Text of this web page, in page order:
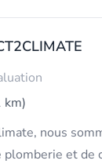
km)
nous
et de